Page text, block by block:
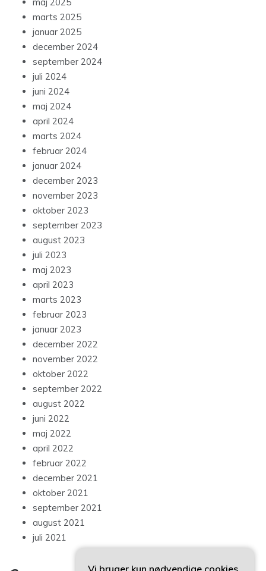
marts 2025
januar 2025
december 2024
september 2024
juli 2024
juni 2024
maj 2024
april 2024
marts 2024
februar 2024
januar 2024
december 2023
november 2023
oktober 2023
september 2023
august 2023
juli 2023
maj 2023
april 2023
marts 2023
februar 2023
januar 2023
december 2022
november 2022
oktober 2022
september 2022
august 2022
juni 2022
maj 2022
april 2022
februar 2022
december 2021
oktober 2021
september 2021
august 2021
juli 2021
Vi bruger kun nødvendige cookies